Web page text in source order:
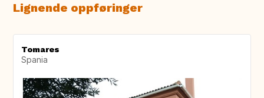
Lignende oppføringer
Tomares
Spania